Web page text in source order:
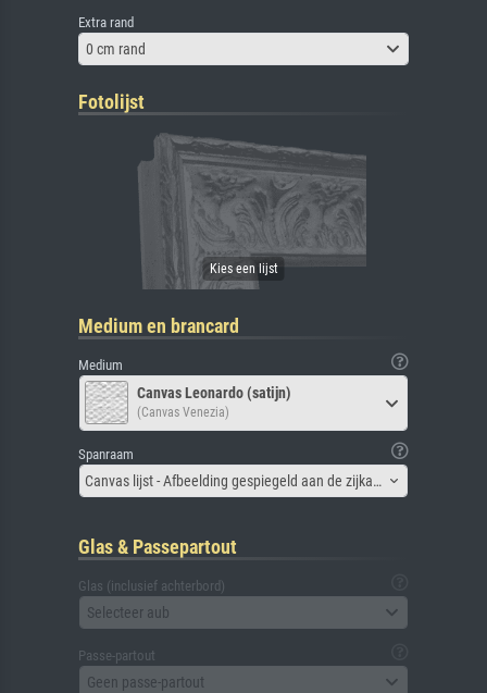
Extra rand
0 cm rand
Fotolijst
Medium en brancard
Medium
Canvas Leonardo (satijn)
(Canvas Venezia)
Spanraam
Canvas lijst - Afbeelding gespiegeld aan de zijkant
Glas & Passepartout
Glas (inclusief achterbord)
Selecteer aub
Passe-partout
Geen passe-partout